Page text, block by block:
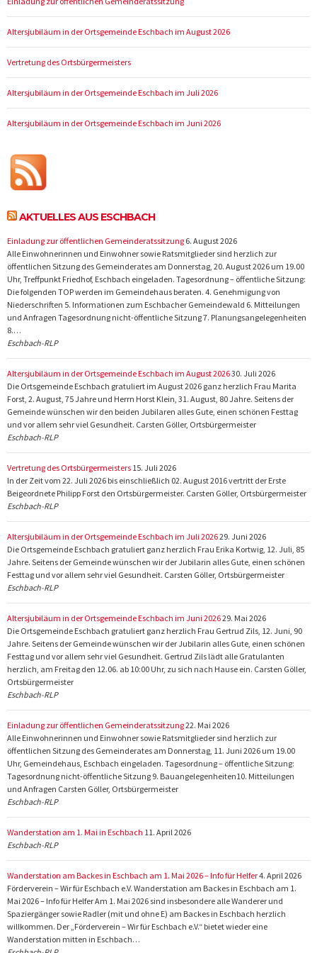
Altersjubiläum in der Ortsgemeinde Eschbach im August 2026
Vertretung des Ortsbürgermeisters
Altersjubiläum in der Ortsgemeinde Eschbach im Juli 2026
Altersjubiläum in der Ortsgemeinde Eschbach im Juni 2026
AKTUELLES AUS ESCHBACH
Einladung zur öffentlichen Gemeinderatssitzung 6. August 2026
Alle Einwohnerinnen und Einwohner sowie Ratsmitglieder sind herzlich zur
öffentlichen Sitzung des Gemeinderates am Donnerstag, 20. August 2026 um 19.00
Uhr, Treffpunkt Friedhof, Eschbach eingeladen. Tagesordnung – öffentliche Sitzung:
Die folgenden TOP werden im Gemeindehaus beraten. 4. Genehmigung von
Niederschriften 5. Informationen zum Eschbacher Gemeindewald 6. Mitteilungen
und Anfragen Tagesordnung nicht-öffentliche Sitzung 7. Planungsangelegenheiten
8.…
Eschbach-RLP
Altersjubiläum in der Ortsgemeinde Eschbach im August 202630. Juli 2026
Die Ortsgemeinde Eschbach gratuliert im August 2026 ganz herzlich Frau Marita
Forst, 2. August, 75 Jahre und Herrn Horst Klein, 31. August, 80 Jahre. Seitens der
Gemeinde wünschen wir den beiden Jubilaren alles Gute, einen schönen Festtag
und vor allem sehr viel Gesundheit. Carsten Göller, Ortsbürgermeister
Eschbach-RLP
Vertretung des Ortsbürgermeisters 15. Juli 2026
In der Zeit vom 22. Juli 2026 bis einschließlich 02. August 2016 vertritt der Erste
Beigeordnete Philipp Forst den Ortsbürgermeister. Carsten Göller, Ortsbürgermeister
Eschbach-RLP
Altersjubiläum in der Ortsgemeinde Eschbach im Juli 202629. Juni 2026
Die Ortsgemeinde Eschbach gratuliert ganz herzlich Frau Erika Kortwig, 12. Juli, 85
Jahre. Seitens der Gemeinde wünschen wir der Jubilarin alles Gute, einen schönen
Festtag und vor allem sehr viel Gesundheit. Carsten Göller, Ortsbürgermeister
Eschbach-RLP
Altersjubiläum in der Ortsgemeinde Eschbach im Juni 202629. Mai 2026
Die Ortsgemeinde Eschbach gratuliert ganz herzlich Frau Gertrud Zils, 12. Juni, 90
Jahre. Seitens der Gemeinde wünschen wir der Jubilarin alles Gute, einen schönen
Festtag und vor allem sehr viel Gesundheit. Gertrud Zils lädt alle Gratulanten
herzlich, am Freitag den 12.06. ab 10:00 Uhr, zu sich nach Hause ein. Carsten Göller,
Ortsbürgermeister
Eschbach-RLP
Einladung zur öffentlichen Gemeinderatssitzung22. Mai 2026
Alle Einwohnerinnen und Einwohner sowie Ratsmitglieder sind herzlich zur
öffentlichen Sitzung des Gemeinderates am Donnerstag, 11. Juni 2026 um 19.00
Uhr, Gemeindehaus, Eschbach eingeladen. Tagesordnung – öffentliche Sitzung:
Tagesordnung nicht-öffentliche Sitzung 9. Bauangelegenheiten10. Mitteilungen
und Anfragen Carsten Göller, Ortsbürgermeister
Eschbach-RLP
Wanderstation am 1. Mai in Eschbach 11. April 2026
Eschbach-RLP
Wanderstation am Backes in Eschbach am 1. Mai 2026 – Info für Helfer4. April 2026
Förderverein – Wir für Eschbach e.V. Wanderstation am Backes in Eschbach am 1.
Mai 2026 – Info für Helfer Am 1. Mai 2026 sind insbesondere alle Wanderer und
Spaziergänger sowie Radler (mit und ohne E) am Backes in Eschbach herzlich
willkommen. Der „Förderverein – Wir für Eschbach e.V.“ bietet wieder eine
Wanderstation mitten in Eschbach…